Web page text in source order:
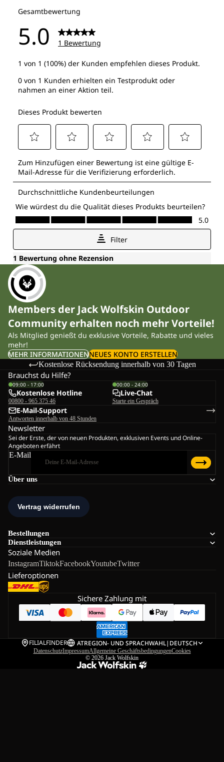
Members der Jack Wolfskin Outdoor
Community erhalten noch mehr Vorteile!
Als Mitglied genießt du exklusive Vorteile, Rabatte und vieles
mehr!
MEHR INFORMATIONENNEUES KONTO ERSTELLEN
Kostenlose Rücksendung innerhalb von 30 Tagen
Über uns
Bestellungen
Dienstleistungen
Soziale Medien
InstagramTiktokFacebookYoutubeTwitter
Lieferoptionen
Brauchst du Hilfe?
09:00 - 17:00
Kostenlose Hotline
00800 - 965 375 46
00:00 - 24:00
Live-Chat
Starte ein Gespräch
E-Mail-Support
Antworten innerhalb von 48 Stunden
Newsletter
Sei der Erste, der von neuen Produkten, exklusiven Events und Online-
Angeboten erfährt
E-Mail
Sichere Zahlung mit
FILIALFINDER ATREGION- UND SPRACHWAHL| DEUTSCH
DatenschutzImpressumAllgemeine GeschäftsbedingungenCookies
© 2026 Jack Wolfskin